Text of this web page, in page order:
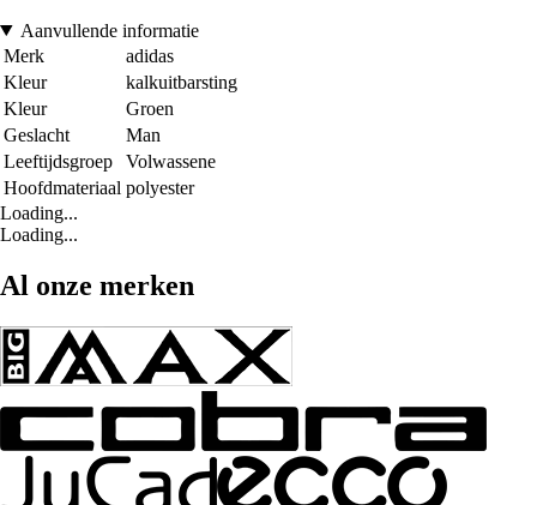
Aanvullende informatie
Merk
adidas
Kleur
kalkuitbarsting
Kleur
Groen
Geslacht
Man
Leeftijdsgroep
Volwassene
Hoofdmateriaal polyester
Loading...
Loading...
Al onze merken